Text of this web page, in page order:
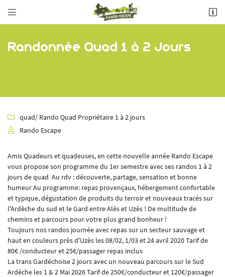
 
06 84 32 43 35
Contactez-nous
Par téléphone
06 84 32 43 35
 Adresse email de réception
Recopier le code ci-contre
Rafraîchir le captcha
En cochant cette case, vous consentez à recevoir nos propositions commerciales à l'adresse
Randonnée Quad 1 à 2 Jours
 quad/ Rando Quad Propriétaire 1 à 2 jours
 Rando Escape
Amis Quadeurs et quadeuses, en cette nouvelle année Rando Escape
vous propose son programme du 1er semestre avec ses randos 1 à 2
jours de quad Au rdv : découverte, partage, sensation et bonne
humeur Au programme: repas provençaux, hébergement confortable
et typique, dégustation de produits du terroir et nouveaux tracés sur
l'Ardèche du sud et le Gard entre Alès et Uzès ! De multitude de
chemins et parcours pour votre plus grand bonheur !
Toujours nos randos journée avec repas sur un secteur sauvage et
haut en couleurs près d'Uzès les 08/02, 1/03 et 24 avril 2020 Tarif de
80€ /conducteur et 25€/passager repas inclus
La trans Gardéchoise 2 jours avec un nouveau parcours sur le Sud
Ardèche les 1 & 2 Mai 2026 Tarif de 250€/conducteur et 120€/passager